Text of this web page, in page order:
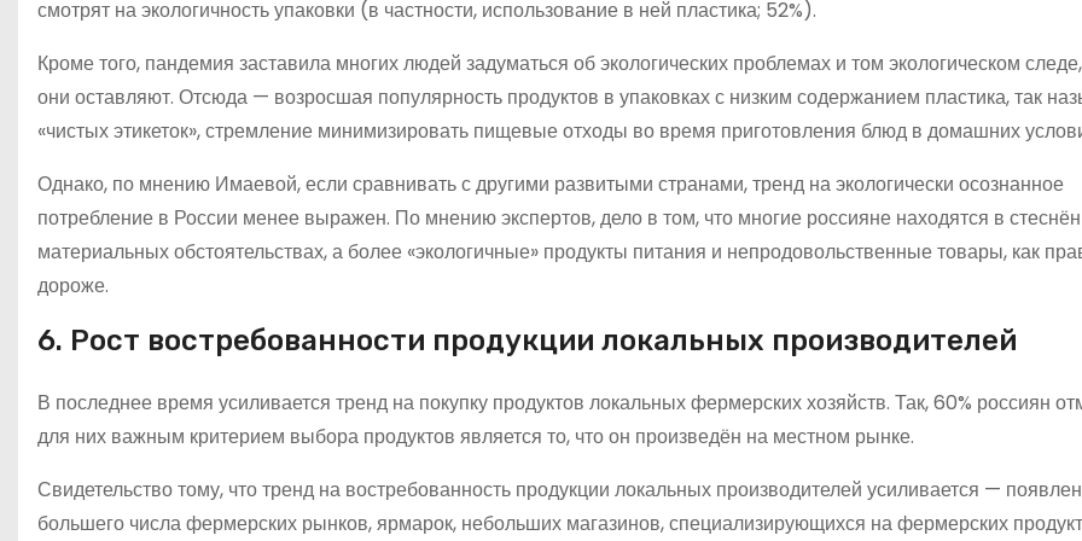
смотрят на экологичность упаковки (в частности, использование в ней пластика; 52%).
Кроме того, пандемия заставила многих людей задуматься об экологических проблемах и том экологическом
они оставляют. Отсюда — возросшая популярность продуктов в упаковках с низким содержанием пластика, так
«чистых этикеток», стремление минимизировать пищевые отходы во время приготовления блюд в домашних
Однако, по мнению Имаевой, если сравнивать с другими развитыми странами, тренд на экологически осознанное
потребление в России менее выражен. По мнению экспертов, дело в том, что многие россияне находятся в
материальных обстоятельствах, а более «экологичные» продукты питания и непродовольственные товары, как
дороже.
6. Рост востребованности продукции локальных производителей
В последнее время усиливается тренд на покупку продуктов локальных фермерских хозяйств. Так, 60% россиян
для них важным критерием выбора продуктов является то, что он произведён на местном рынке.
Свидетельство тому, что тренд на востребованность продукции локальных производителей усиливается —
большего числа фермерских рынков, ярмарок, небольших магазинов, специализирующихся на фермерских